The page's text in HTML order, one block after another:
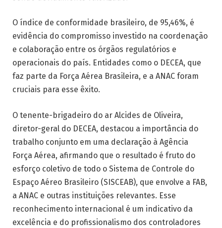
O índice de conformidade brasileiro, de 95,46%, é
evidência do compromisso investido na coordenação
e colaboração entre os órgãos regulatórios e
operacionais do país. Entidades como o DECEA, que
faz parte da Força Aérea Brasileira, e a ANAC foram
cruciais para esse êxito.
O tenente-brigadeiro do ar Alcides de Oliveira,
diretor-geral do DECEA, destacou a importância do
trabalho conjunto em uma declaração à Agência
Força Aérea, afirmando que o resultado é fruto do
esforço coletivo de todo o Sistema de Controle do
Espaço Aéreo Brasileiro (SISCEAB), que envolve a FAB,
a ANAC e outras instituições relevantes. Esse
reconhecimento internacional é um indicativo da
excelência e do profissionalismo dos controladores